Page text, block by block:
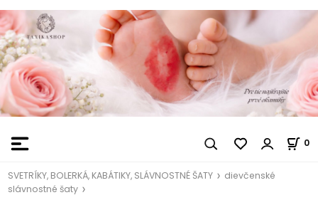
0
SVETRÍKY, BOLERKÁ, KABÁTIKY, SLÁVNOSTNÉ ŠATY
dievčenské
slávnostné šaty